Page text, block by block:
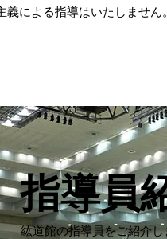
義による指導はいたしません
指導員
紘道館の指導員をご紹介し